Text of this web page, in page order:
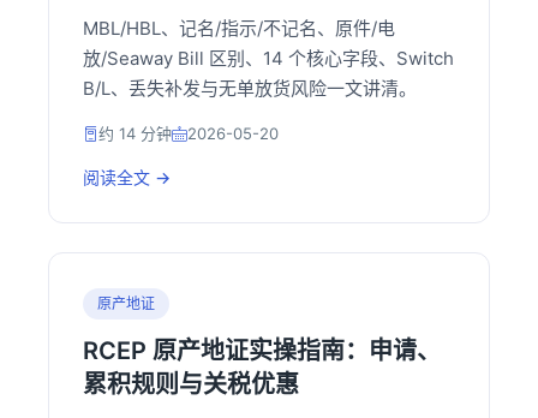
MBL/HBL、记名/指示/不记名、原件/电
放/Seaway Bill 区别、14 个核心字段、Switch
B/L、丢失补发与无单放货风险一文讲清。
约 14 分钟 2026-05-20
阅读全文 →
原产地证
RCEP 原产地证实操指南：申请、
累积规则与关税优惠